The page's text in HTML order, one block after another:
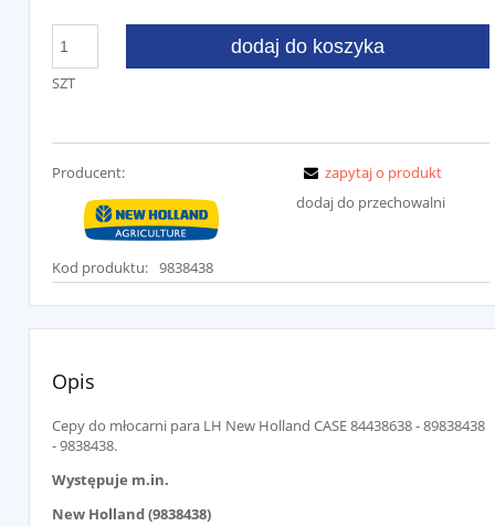
SZT
dodaj do koszyka
Producent:
Kod produktu: 9838438
zapytaj o produkt
dodaj do przechowalni
Opis
Cepy do młocarni para LH New Holland CASE 84438638 - 89838438
- 9838438.
Występuje m.in.
New Holland (9838438)